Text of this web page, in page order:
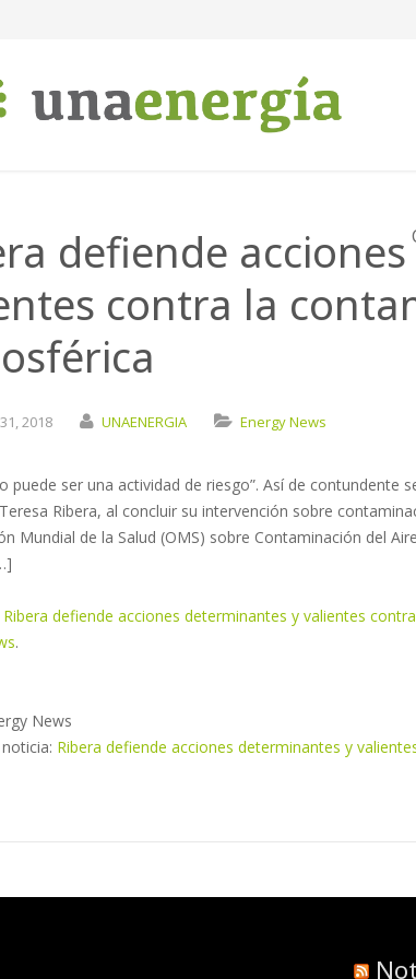
defiende
contra la
31,2018 UNAENERGIA Energy News
puede ser una actividad de riesgo”. Así de contundente
Ribera, al concluir su intervención sobre
Mundial de la Salud (OMS) sobre Contaminación del
Ribera defiende acciones determinantes y valientes
.
News
Ribera defiende acciones determinantes y